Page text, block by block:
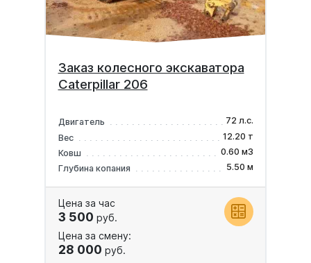
Заказ колесного экскаватора
Caterpillar 206
Двигатель
72 л.с.
Вес
12.20 т
Ковш
0.60 м3
Глубина копания
5.50 м
Цена за час
3 500 руб.
Цена за смену:
28 000 руб.